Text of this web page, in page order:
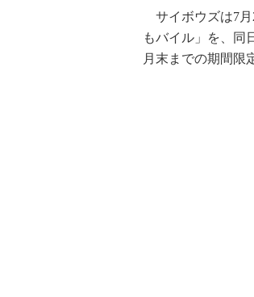
サイボウズは7月
もバイル」を、同
月末までの期間限